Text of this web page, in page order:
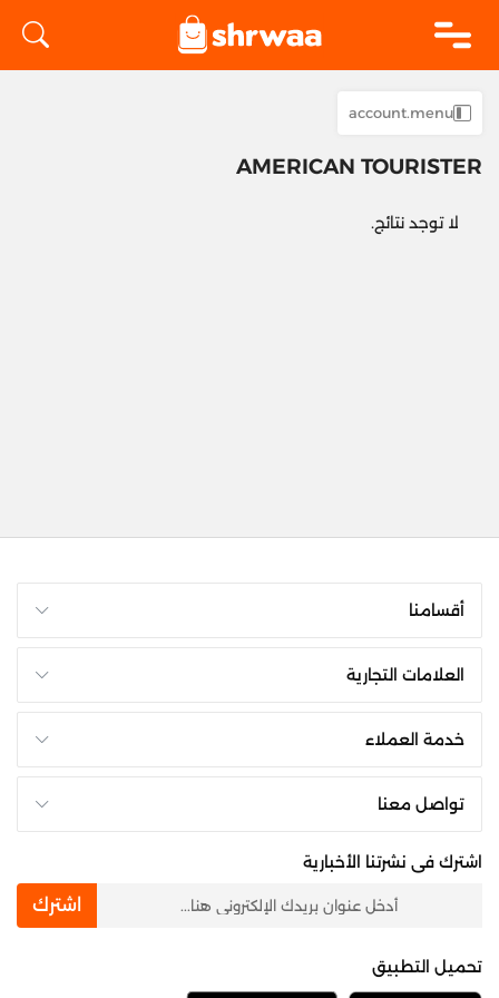
account.menu
AMERICAN TOURISTER
لا توجد نتائج.
أقسامنا
العلامات التجارية
خدمة العملاء
تواصل معنا
اشترك فى نشرتنا الأخبارية
اشترك
تحميل التطبيق